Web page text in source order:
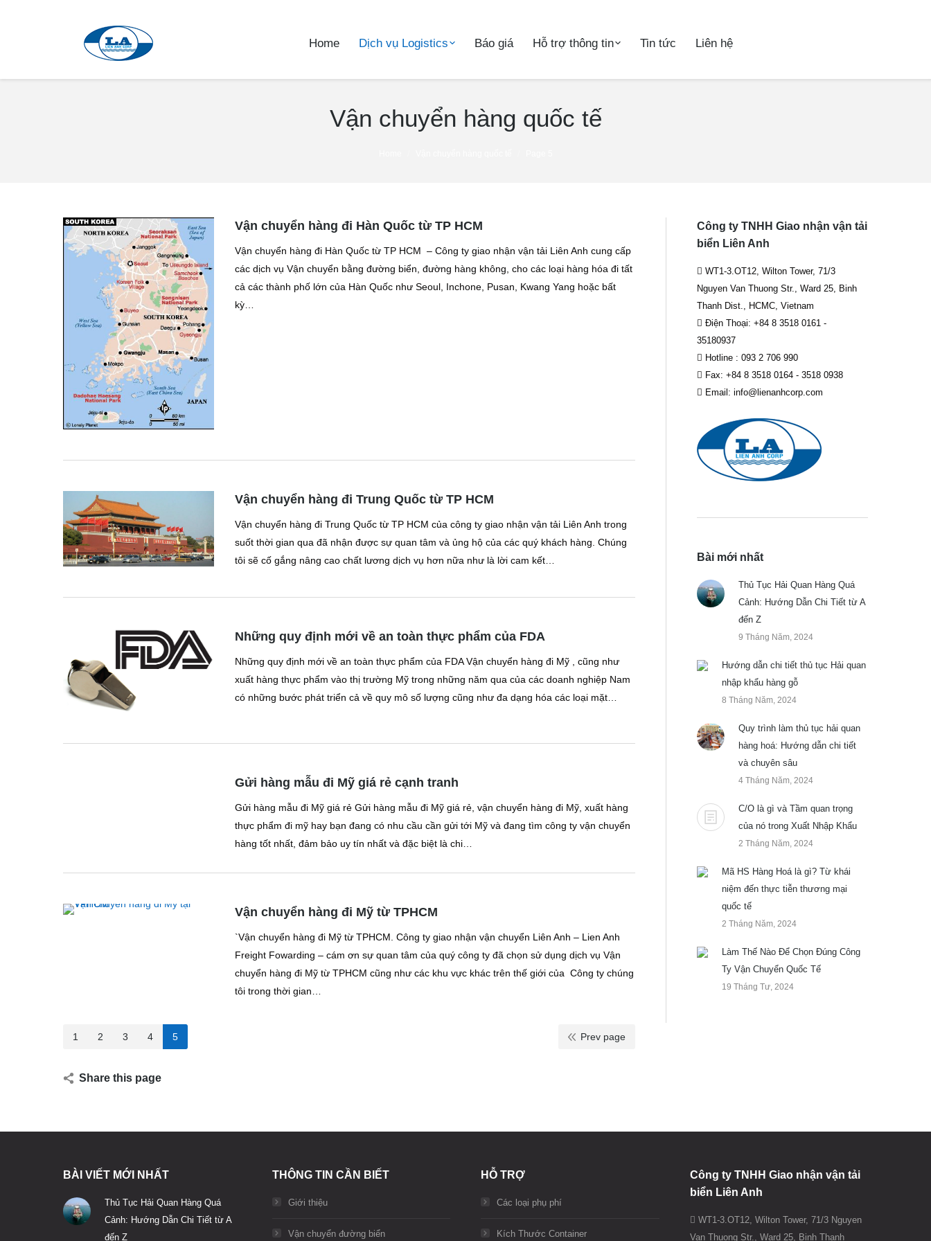
Home Dịch vụ Logistics Báo giá Hỗ trợ thông tin Tin tức Liên hệ
Vận chuyển hàng quốc tế
Vận chuyển hàng đi Hàn Quốc từ TP HCM
Vận chuyển hàng đi Hàn Quốc từ TP HCM – Công ty giao nhận vận tải Liên Anh cung cấp
các dịch vụ Vận chuyển bằng đường biển, đường hàng không, cho các loại hàng hóa đi tất
cả các thành phố lớn của Hàn Quốc như Seoul, Inchone, Pusan, Kwang Yang hoặc bất
kỳ…
Vận chuyển hàng đi Trung Quốc từ TP HCM
Vận chuyển hàng đi Trung Quốc từ TP HCM của công ty giao nhận vận tải Liên Anh trong
suốt thời gian qua đã nhận được sự quan tâm và ủng hộ của các quý khách hàng. Chúng
tôi sẽ cố gắng nâng cao chất lương dịch vụ hơn nữa như là lời cam kết…
Những quy định mới về an toàn thực phẩm của FDA
Những quy định mới về an toàn thực phẩm của FDA Vận chuyển hàng đi Mỹ , cũng như
xuất hàng thực phẩm vào thị trường Mỹ trong những năm qua của các doanh nghiệp Nam
có những bước phát triển cả về quy mô số lượng cũng như đa dạng hóa các loại mặt…
Gửi hàng mẫu đi Mỹ giá rẻ cạnh tranh
Gửi hàng mẫu đi Mỹ giá rẻ Gửi hàng mẫu đi Mỹ giá rẻ, vận chuyển hàng đi Mỹ, xuất hàng
thực phẩm đi mỹ hay bạn đang có nhu cầu cần gửi tới Mỹ và đang tìm công ty vận chuyển
hàng tốt nhất, đảm bảo uy tín nhất và đặc biệt là chi…
Vận chuyển hàng đi Mỹ từ TPHCM
`Vận chuyển hàng đi Mỹ từ TPHCM. Công ty giao nhận vận chuyển Liên Anh – Lien Anh
Freight Fowarding – cám ơn sự quan tâm của quý công ty đã chọn sử dụng dịch vụ Vận
chuyển hàng đi Mỹ từ TPHCM cũng như các khu vực khác trên thế giới của Công ty chúng
tôi trong thời gian…
1 2 3 4 5 Prev page
Share this page
Công ty TNHH Giao nhận vận tải
biển Liên Anh
WT1-3.OT12, Wilton Tower, 71/3
Nguyen Van Thuong Str., Ward 25, Binh
Thanh Dist., HCMC, Vietnam
Điện Thoại: +84 8 3518 0161 -
35180937
Hotline : 093 2 706 990
Fax: +84 8 3518 0164 - 3518 0938
Email: info@lienanhcorp.com
Bài mới nhất
Thủ Tục Hải Quan Hàng Quá
Cảnh: Hướng Dẫn Chi Tiết từ A
đến Z
9 Tháng Năm, 2024
Hướng dẫn chi tiết thủ tục Hải quan
nhập khẩu hàng gỗ
8 Tháng Năm, 2024
Quy trình làm thủ tục hải quan
hàng hoá: Hướng dẫn chi tiết
và chuyên sâu
4 Tháng Năm, 2024
C/O là gì và Tầm quan trọng
của nó trong Xuất Nhập Khẩu
2 Tháng Năm, 2024
Mã HS Hàng Hoá là gì? Từ khái
niệm đến thực tiễn thương mại
quốc tế
2 Tháng Năm, 2024
Làm Thế Nào Để Chọn Đúng Công
Ty Vận Chuyển Quốc Tế
19 Tháng Tư, 2024
BÀI VIẾT MỚI NHẤT
Thủ Tục Hải Quan Hàng Quá
Cảnh: Hướng Dẫn Chi Tiết từ A
đến Z
THÔNG TIN CẦN BIẾT
Giới thiệu
Vận chuyển đường biển
HỖ TRỢ
Các loại phụ phí
Kích Thước Container
Công ty TNHH Giao nhận vận tải
biển Liên Anh
WT1-3.OT12, Wilton Tower, 71/3 Nguyen
Van Thuong Str., Ward 25, Binh Thanh